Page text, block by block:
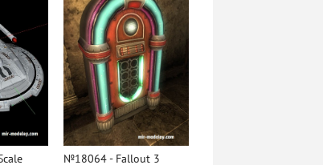
№18064 - Fallout 3